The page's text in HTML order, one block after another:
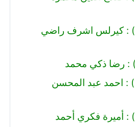
المراسم رقم (232) : كيرلس اشرف راضي
المراسم رقم (230) : احمد عبد المحسن